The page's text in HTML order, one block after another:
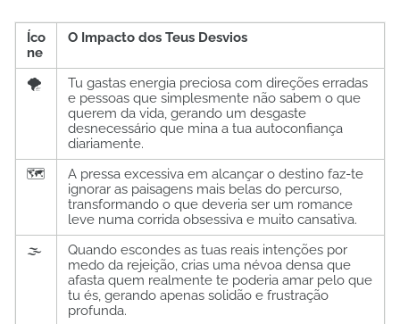
Íco
ne
O Impacto dos Teus Desvios
🌪️
Tu gastas energia preciosa com direções erradas
e pessoas que simplesmente não sabem o que
querem da vida, gerando um desgaste
desnecessário que mina a tua autoconfiança
diariamente.
🗺️
A pressa excessiva em alcançar o destino faz-te
ignorar as paisagens mais belas do percurso,
transformando o que deveria ser um romance
leve numa corrida obsessiva e muito cansativa.
🌫️
Quando escondes as tuas reais intenções por
medo da rejeição, crias uma névoa densa que
afasta quem realmente te poderia amar pelo que
tu és, gerando apenas solidão e frustração
profunda.